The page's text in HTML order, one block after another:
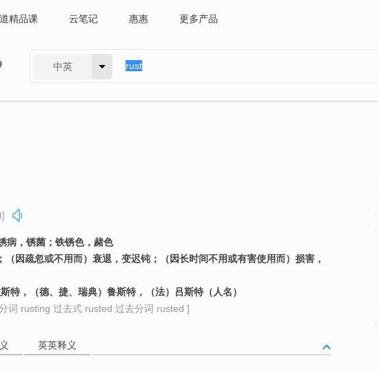
精品课 云笔记 惠惠 更多产品
中英
病，锈菌；铁锈色，赭色
（因疏忽或不用而）衰退，变迟钝；（因长时间不用或有害使用而）损害，
特，（德、捷、瑞典）鲁斯特，（法）吕斯特（人名）
词 rusting 过去式 rusted 过去分词 rusted ]
英英释义